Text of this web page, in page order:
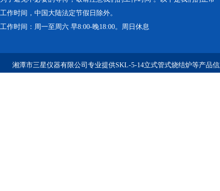
工作时间，中国大陆法定节假日除外。
工作时间：周一至周六 早8:00-晚18:00。周日休息
湘潭市三星仪器有限公司专业提供SKL-5-14立式管式烧结炉等产品